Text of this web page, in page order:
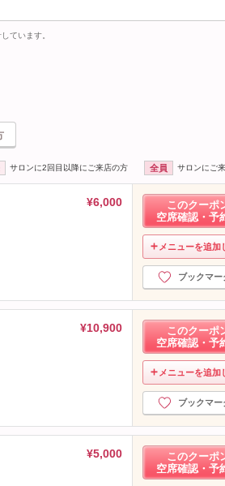
ています。
サロンに2回目以降にご来店の方 全員 サロンにご
¥6,000
このクーポ
空席確認・予
メニューを追加
ブックマー
¥10,900
このクーポ
空席確認・予
メニューを追加
ブックマー
¥5,000
このクーポ
空席確認・予